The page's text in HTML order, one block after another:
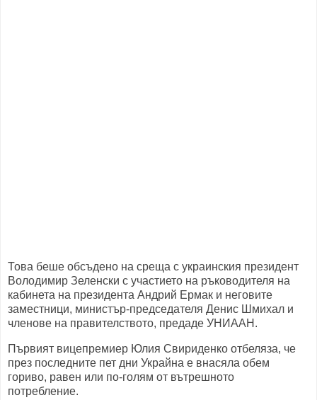
Това беше обсъдено на среща с украинския президент
Володимир Зеленски с участието на ръководителя на
кабинета на президента Андрий Ермак и неговите
заместници, министър-председателя Денис Шмихал и
членове на правителството, предаде УНИААН.
Първият вицепремиер Юлия Свириденко отбеляза, че
през последните пет дни Украйна е внасяла обем
гориво, равен или по-голям от вътрешното
потребление.